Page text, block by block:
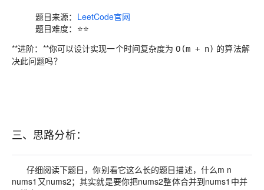
题目来源： LeetCode官网
题目难度：⭐⭐
**进阶：**你可以设计实现一个时间复杂度为O(m + n) 的算法解
决此问题吗？
三、思路分析：
仔细阅读下题目，你别看它这么长的题目描述，什么m n
nums1又nums2；其实就是要你把nums2整体合并到nums1中并